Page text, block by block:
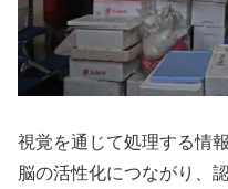
視覚を通じて処理する情
脳の活性化につながり、